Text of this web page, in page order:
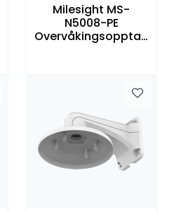
Milesight MS-
N5008-PE
Overvåkingsopptag